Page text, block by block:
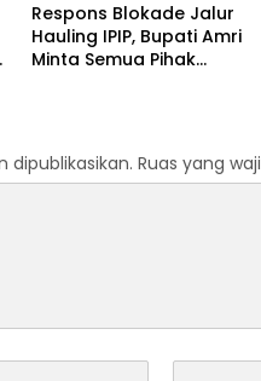
Respons Blokade Jalur
Hauling IPIP, Bupati Amri
Minta Semua Pihak
dipublikasikan. Ruas yang